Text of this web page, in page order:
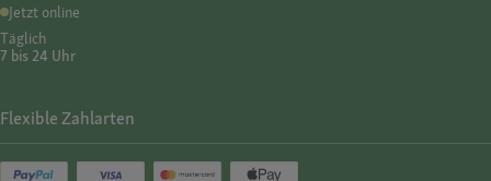
Jetzt online
Täglich
7 bis 24 Uhr
Flexible Zahlarten